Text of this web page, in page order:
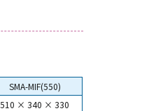
SMA-MIF(550)
510 × 340 × 330